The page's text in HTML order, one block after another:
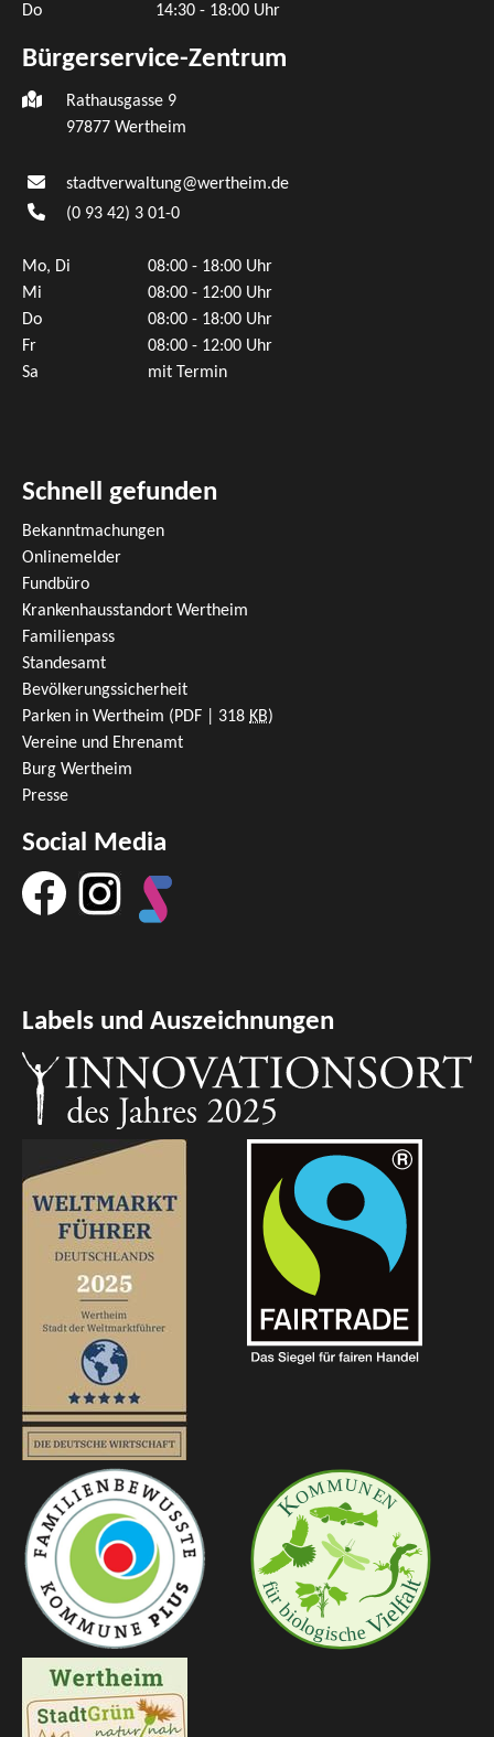
Do
14:30 - 18:00 Uhr
Bürgerservice-Zentrum
Rathausgasse 9
97877 Wertheim
stadtverwaltung@wertheim.de
(0 93 42) 3 01-0
Mo, Di
08:00 - 18:00 Uhr
Mi
08:00 - 12:00 Uhr
Do
08:00 - 18:00 Uhr
Fr
08:00 - 12:00 Uhr
Sa
mit Termin
Schnell gefunden
Bekanntmachungen
Onlinemelder
Fundbüro
Krankenhausstandort Wertheim
Familienpass
Standesamt
Bevölkerungssicherheit
Parken in Wertheim (PDF | 318 KB)
Vereine und Ehrenamt
Burg Wertheim
Presse
Social Media
Labels und Auszeichnungen